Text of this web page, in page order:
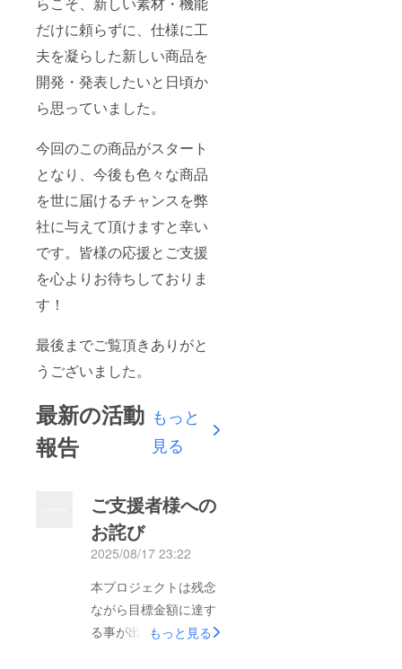
だけに頼らずに、仕様に工
夫を凝らした新しい商品を
開発・発表したいと日頃か
ら思っていました。
今回のこの商品がスタート
となり、今後も色々な商品
を世に届けるチャンスを弊
社に与えて頂けますと幸い
です。皆様の応援とご支援
を心よりお待ちしておりま
す！
最後までご覧頂きありがと
うございました。
最新の活動
報告
もっと
見る
ご支援者様への
お詫び
2025/08/17 23:22
本プロジェクトは残念
ながら目標金額に達す
る事が出来ませんでし
もっと見る